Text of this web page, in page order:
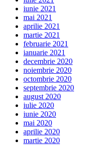
iunie 2021
mai 2021
aprilie 2021
martie 2021
februarie 2021
ianuarie 2021
decembrie 2020
noiembrie 2020
octombrie 2020
septembrie 2020
august 2020
iulie 2020
iunie 2020
mai 2020
aprilie 2020
martie 2020